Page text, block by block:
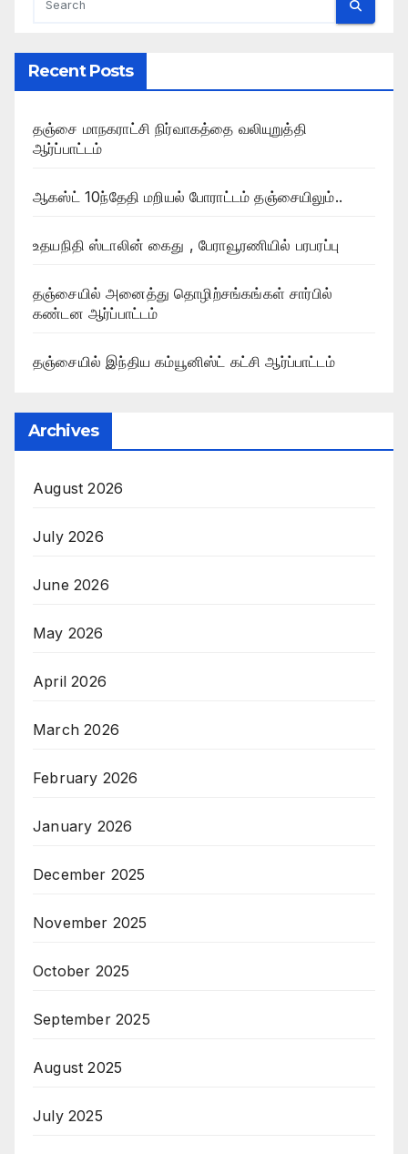
Recent Posts
தஞ்சை மாநகராட்சி நிர்வாகத்தை வலியுறுத்தி
ஆர்ப்பாட்டம்
ஆகஸ்ட் 10ந்தேதி மறியல் போராட்டம் தஞ்சையிலும்..
உதயநிதி ஸ்டாலின் கைது , பேராவூரணியில் பரபரப்பு
தஞ்சையில் அனைத்து தொழிற்சங்கங்கள் சார்பில்
கண்டன ஆர்ப்பாட்டம்
தஞ்சையில் இந்திய கம்யூனிஸ்ட் கட்சி ஆர்ப்பாட்டம்
Archives
August 2026
July 2026
June 2026
May 2026
April 2026
March 2026
February 2026
January 2026
December 2025
November 2025
October 2025
September 2025
August 2025
July 2025